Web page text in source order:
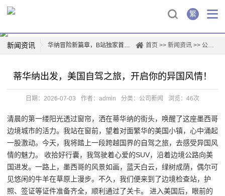
繁
新闻资讯 华纳冒险新篇章，B站独家首映！
创新驱动，华纳新材上市再掀行业热潮
薛凯琪华纳解约，背后真相曝光！
一票难求！博格华纳电影盛宴即将开演
惊喜连连，山东华纳带你玩转四季
票房爆款，国际城华纳影院独家首映日！
首页 >>新闻资讯 >> 公司新闻
蒂华纳出发，美国自驾之旅，开启你的异国风情！
日期：2026-07-03 作者：admin 分类： 公司新闻 浏览：46次
清晨的第一缕阳光透过窗帘，洒在蒂华纳的街头，唤醒了这座墨西哥
边境城市的活力。我站在窗前，望着对面繁华的美国小镇，心中涌起
一股激动。今天，我将踏上一段跨越国界的自驾之旅，去感受异国风
情的魅力。 收拾好行囊，我驾驶着心爱的SUV，沿着边境公路向美
国进发。一路上，墨西哥的风景如画，蓝天白云，绿树成荫，偶尔可
见悠闲的牛羊在草原上漫步。不久，我们便来到了边境检查站，护
照、签证等证件准备齐全，顺利通过了关卡。 进入美国后，眼前的